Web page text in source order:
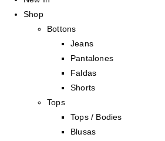
Shop
Bottons
Jeans
Pantalones
Faldas
Shorts
Tops
Tops / Bodies
Blusas